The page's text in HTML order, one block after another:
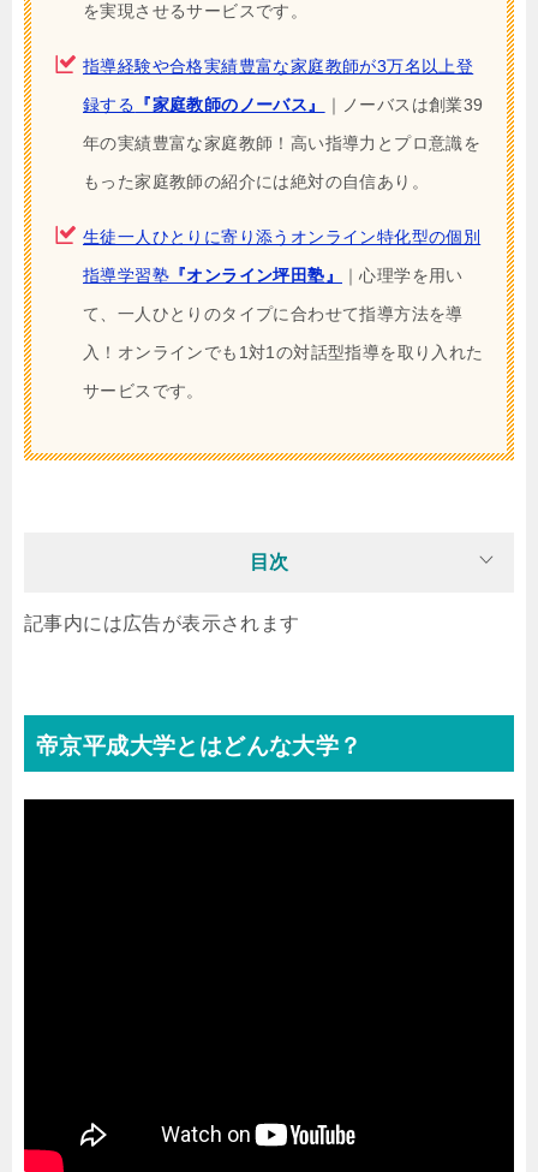
を実現させるサービスです。
指導経験や合格実績豊富な家庭教師が3万名以上登
録する 『家庭教師のノーバス』
｜ノーバスは創業39
年の実績豊富な家庭教師！高い指導力とプロ意識を
もった家庭教師の紹介には絶対の自信あり。
生徒一人ひとりに寄り添うオンライン特化型の個別
指導学習塾 『オンライン坪田塾』
｜心理学を用い
て、一人ひとりのタイプに合わせて指導方法を導
入！オンラインでも1対1の対話型指導を取り入れた
サービスです。
目次
記事内には広告が表示されます
帝京平成大学とはどんな大学？